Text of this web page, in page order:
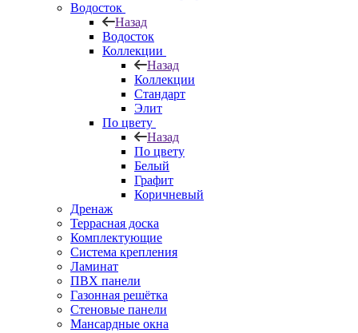
Водосток
Назад
Водосток
Коллекции
Назад
Коллекции
Стандарт
Элит
По цвету
Назад
По цвету
Белый
Графит
Коричневый
Дренаж
Террасная доска
Комплектующие
Система крепления
Ламинат
ПВХ панели
Газонная решётка
Стеновые панели
Мансардные окна